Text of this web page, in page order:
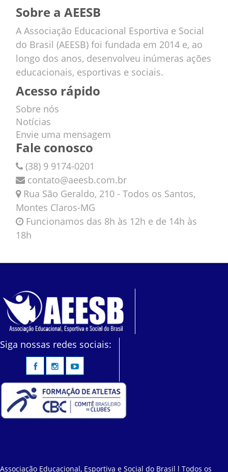
Sobre a AEESB
A Associação Educacional Esportiva e Social
do Brasil (AEESB) foi fundada em 2014 e, ao
longo dos anos, desenvolveu inúmeras ações
educacionais, esportivas e sociais.
Acesso rápido
Sobre nós
Notícias
Envie uma mensagem
Fale conosco
(38) 9 9174-0201
contato@aeesb.com.br
Rua São Geraldo, 210 - Todos os Santos,
Montes Claros-MG
Funcionamos das 8h às 12h e de 14h às
18h
Siga nossas redes sociais:
Associação Educacional, Esportiva e Social do Brasil l Todos os